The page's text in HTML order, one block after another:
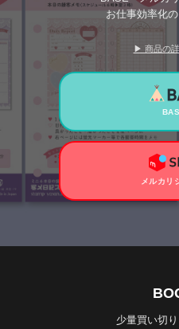
お仕事効率化
▶ 商品の
メルカリ
少量買い切